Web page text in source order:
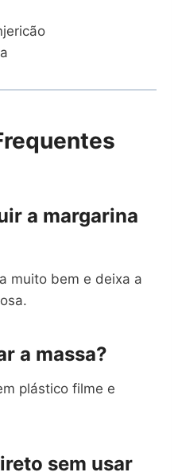
a margarina
muito bem e deixa a
a massa?
plástico filme e
sem usar